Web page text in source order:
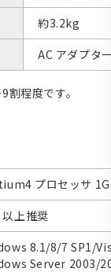
約3.2kg
AC アダプタ
程度です。
プロセッサ
上推奨
8.1/8/7 SP1/
Server 2003/